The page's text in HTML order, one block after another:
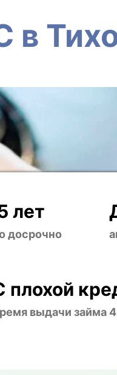
в
лет
досрочно
плохой
выдачи займа